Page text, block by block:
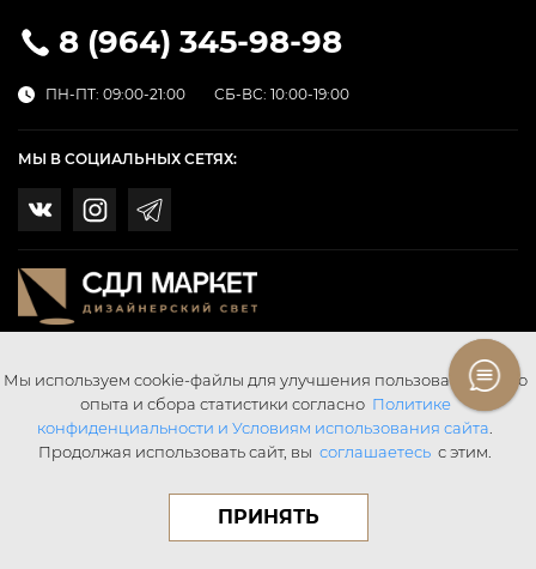
8 (964) 345-98-98
ПН-ПТ: 09:00-21:00 СБ-ВС: 10:00-19:00
МЫ В СОЦИАЛЬНЫХ СЕТЯХ:
Мы используем cookie-файлы для улучшения пользовательского
опыта и сбора статистики согласно Политике
конфиденциальности и Условиям использования сайта
Продолжая использовать сайт, вы соглашаетесь с этим.
ПРИНЯТЬ